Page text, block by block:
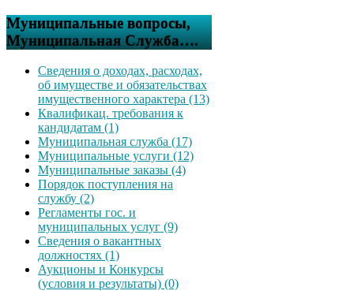
Муниципальные вопросы,
Муниципальная Служба….
Сведения о доходах, расходах,
об имуществе и обязательствах
имущественного характера (13)
Квалификац. требования к
кандидатам (1)
Муниципальная служба (17)
Муниципальные услуги (12)
Муниципальные заказы (4)
Порядок поступления на
службу (2)
Регламенты гос. и
муниципальных услуг (9)
Сведения о вакантных
должностях (1)
Аукционы и Конкурсы
(условия и результаты) (0)